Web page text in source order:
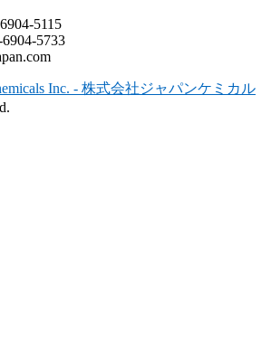
5115
5733
Inc. - 株式会社ジャパンケミカル